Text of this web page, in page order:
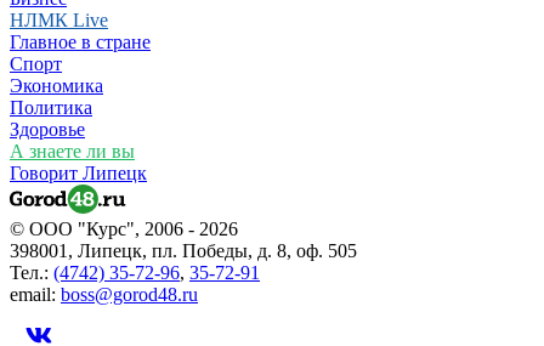
НЛМК Live
Главное в стране
Спорт
Экономика
Политика
Здоровье
А знаете ли вы
Говорит Липецк
© ООО "Курс", 2006 - 2026
398001, Липецк, пл. Победы, д. 8, оф. 505
Тел.: (4742) 35-72-96, 35-72-91
email: boss@gorod48.ru